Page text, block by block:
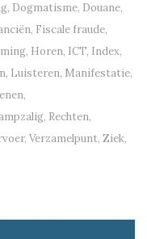
, Dogmatisme, Douane,
, Fiscale fraude,
, Horen, ICT, Index,
, Luisteren, Manifestatie,
,
, Rechten,
, Verzamelpunt, Ziek,